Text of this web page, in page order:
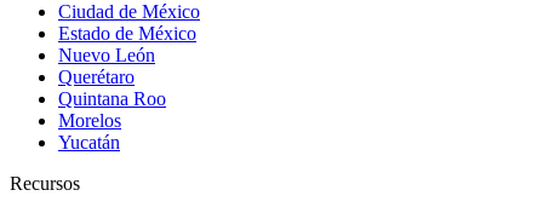
Ciudad de México
Estado de México
Nuevo León
Querétaro
Quintana Roo
Morelos
Yucatán
Recursos